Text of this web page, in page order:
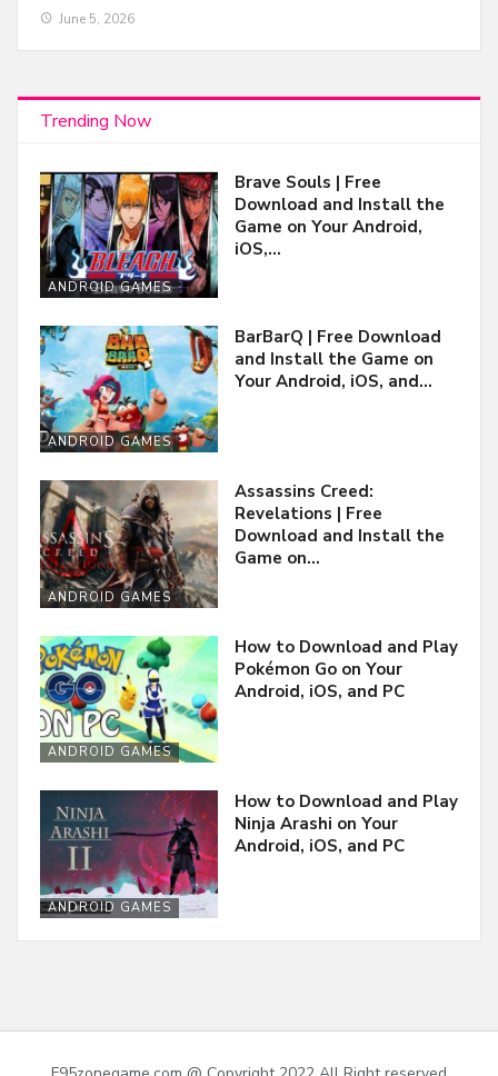
June 5, 2026
Trending Now
ANDROID GAMES
Brave Souls | Free
Download and Install the
Game on Your Android,
iOS,…
ANDROID GAMES
BarBarQ | Free Download
and Install the Game on
Your Android, iOS, and…
ANDROID GAMES
Assassins Creed:
Revelations | Free
Download and Install the
Game on…
ANDROID GAMES
How to Download and Play
Pokémon Go on Your
Android, iOS, and PC
ANDROID GAMES
How to Download and Play
Ninja Arashi on Your
Android, iOS, and PC